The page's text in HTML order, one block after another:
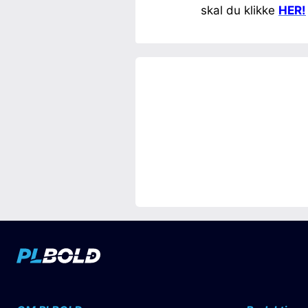
skal du klikke HER!